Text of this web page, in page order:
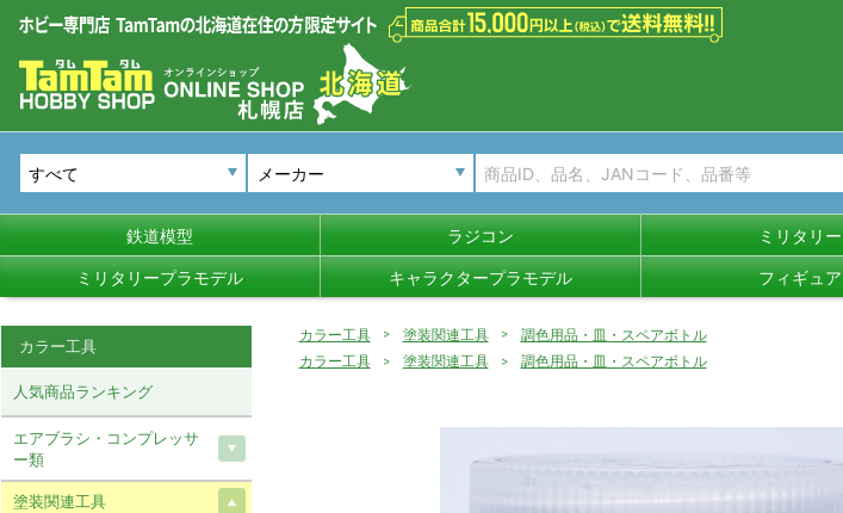
メーカー
鉄道模型 ラジコン ミリタリー
ミリタリープラモデル キャラクタープラモデル フィギュア
カラー工具 塗装関連工具
調色用品・皿・スペアボトル
カラー工具
塗装関連工具 調色用品・皿・スペアボトル
カラー工具
人気商品ランキング
エアブラシ・コンプレッサ
ー類
塗装関連工具